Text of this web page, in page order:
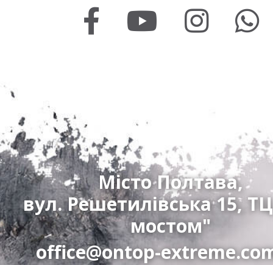
Місто Полтава,
вул. Решетилівська 15,
мостом"
office@ontop-